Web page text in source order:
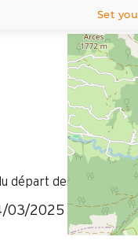
02/2026
départ des
03/2025
Set